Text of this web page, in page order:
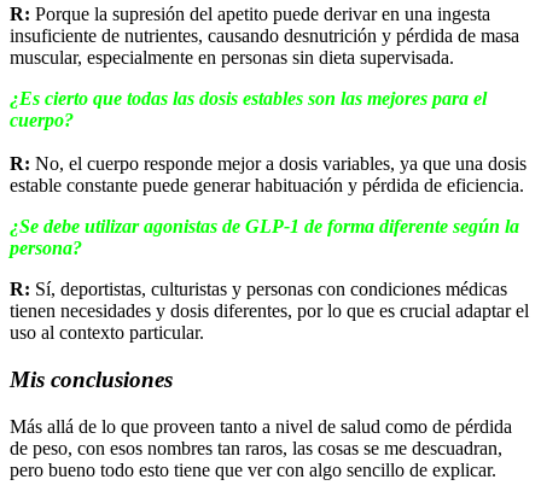
R: Porque la supresión del apetito puede derivar en una ingesta
insuficiente de nutrientes, causando desnutrición y pérdida de masa
muscular, especialmente en personas sin dieta supervisada.
¿Es cierto que todas las dosis estables son las mejores para el
cuerpo?
R: No, el cuerpo responde mejor a dosis variables, ya que una dosis
estable constante puede generar habituación y pérdida de eficiencia.
¿Se debe utilizar agonistas de GLP-1 de forma diferente según la
persona?
R: Sí, deportistas, culturistas y personas con condiciones médicas
tienen necesidades y dosis diferentes, por lo que es crucial adaptar el
uso al contexto particular.
Mis conclusiones
Más allá de lo que proveen tanto a nivel de salud como de pérdida
de peso, con esos nombres tan raros, las cosas se me descuadran,
pero bueno todo esto tiene que ver con algo sencillo de explicar.